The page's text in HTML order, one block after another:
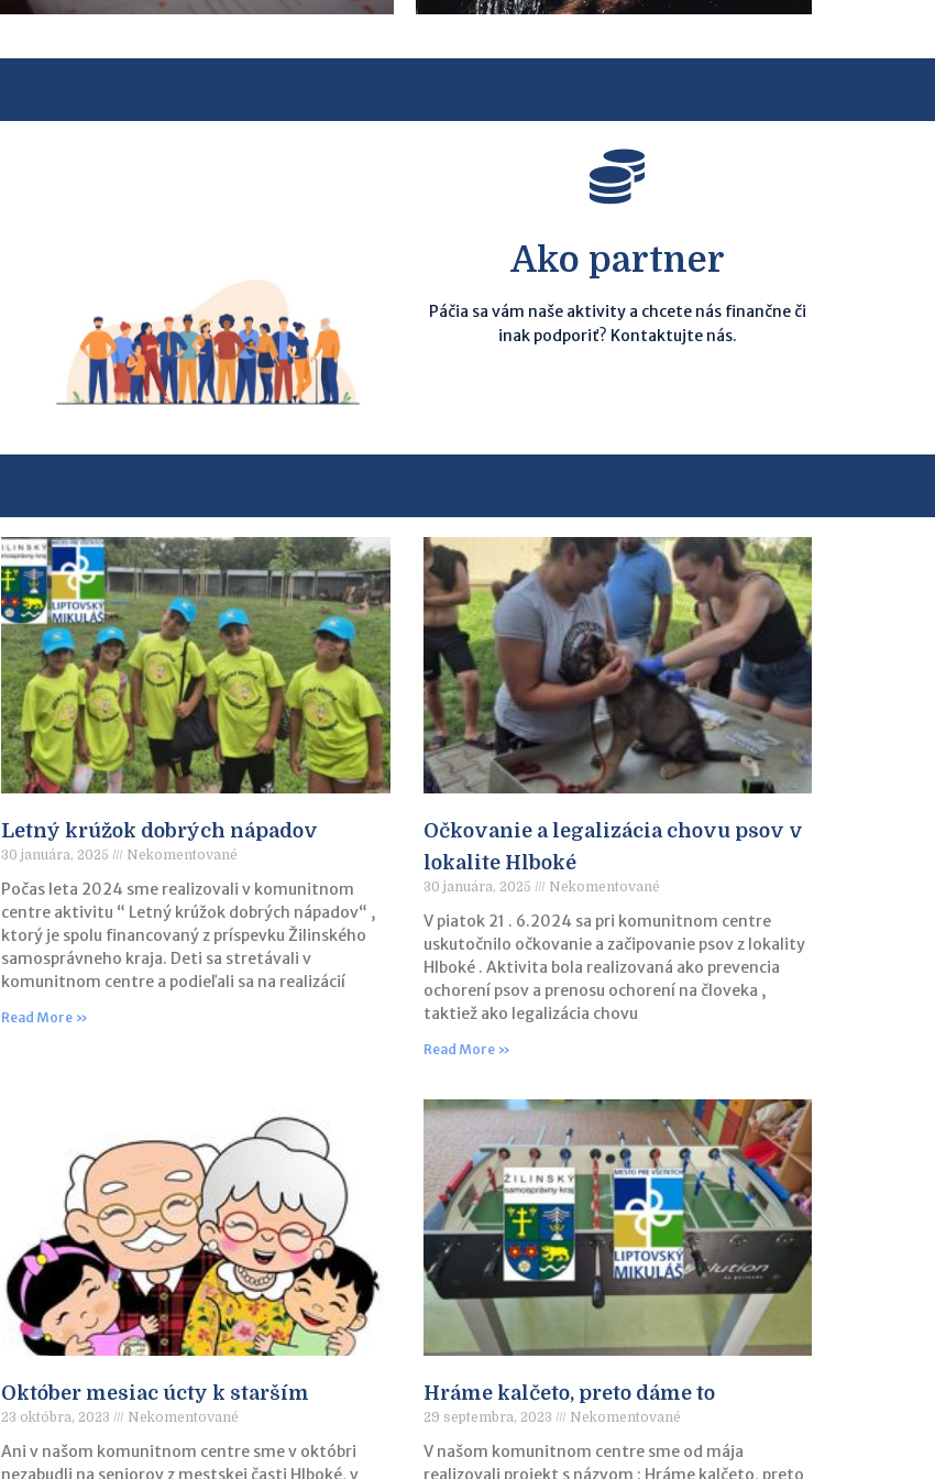
Ako partner
Páčia sa vám naše aktivity a chcete nás finančne či
inak podporiť? Kontaktujte nás.
Letný krúžok dobrých nápadov
30 januára, 2025 Nekomentované
Počas leta 2024 sme realizovali v komunitnom
centre aktivitu “ Letný krúžok dobrých nápadov“ ,
ktorý je spolu financovaný z príspevku Žilinského
samosprávneho kraja. Deti sa stretávali v
komunitnom centre a podieľali sa na realizácií
Read More »
Očkovanie a legalizácia chovu psov v
lokalite Hlboké
30 januára, 2025 Nekomentované
V piatok 21 . 6.2024 sa pri komunitnom centre
uskutočnilo očkovanie a začipovanie psov z lokality
Hlboké . Aktivita bola realizovaná ako prevencia
ochorení psov a prenosu ochorení na človeka ,
taktiež ako legalizácia chovu
Read More »
Október mesiac úcty k starším
23 októbra, 2023 Nekomentované
Ani v našom komunitnom centre sme v októbri
nezabudli na seniorov z mestskej časti Hlboké, v
Hráme kalčeto, preto dáme to
29 septembra, 2023 Nekomentované
V našom komunitnom centre sme od mája
realizovali projekt s názvom : Hráme kalčeto, preto